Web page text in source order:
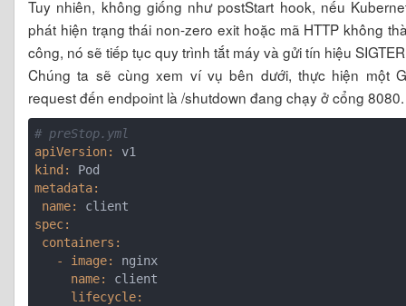
Tuy nhiên, không giống như postStart hook, nếu
phát hiện trạng thái non-zero exit hoặc mã HTTP không
công, nó sẽ tiếp tục quy trình tắt máy và gửi tín hiệu
Chúng ta sẽ cùng xem ví vụ bên dưới, thực hiện một
request đến endpoint là /shutdown đang chạy ở cổng 8080.
# preStop.yml
apiVersion:
kind:
metadata:
name:
spec:
containers:
   - image:
     name:
     lifecycle: